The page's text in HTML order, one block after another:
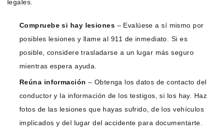
legales.
Compruebe si hay lesiones – Evalúese a sí mismo por
posibles lesiones y llame al 911 de inmediato. Si es
posible, considere trasladarse a un lugar más seguro
mientras espera ayuda.
Reúna información – Obtenga los datos de contacto del
conductor y la información de los testigos, si los hay. Haz
fotos de las lesiones que hayas sufrido, de los vehículos
implicados y del lugar del accidente para documentarte.